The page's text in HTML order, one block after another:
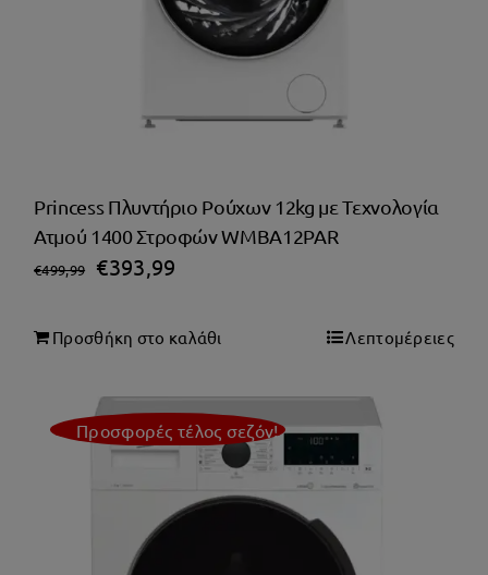
Princess Πλυντήριο Ρούχων 12kg με Τεχνολογία
Ατμού 1400 Στροφών WMBA12PAR
€499,99
Original
was:
€393,99
τιμή
€393,99.
Προσθήκη στο καλάθι Λεπτομέρειες
Προσφορές τέλος σεζόν!